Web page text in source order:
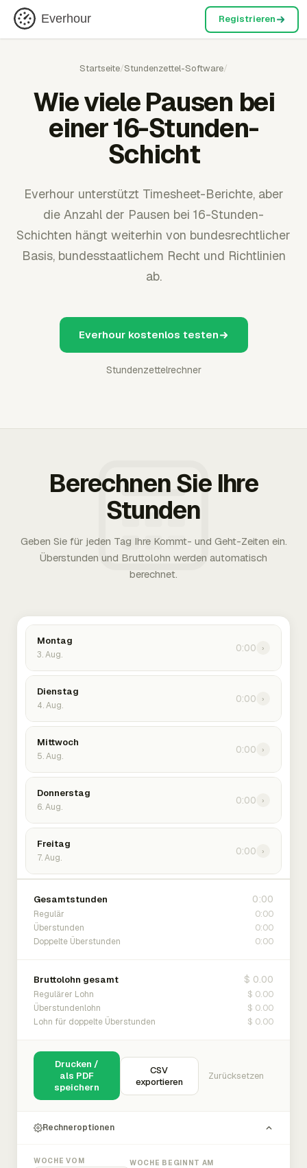
Everhour Registrieren
Startseite/Stundenzettel-Software/
Wie viele Pausen bei
einer 16-Stunden-
Schicht
Everhour unterstützt Timesheet-Berichte, aber
die Anzahl der Pausen bei 16-Stunden-
Schichten hängt weiterhin von bundesrechtlicher
Basis, bundesstaatlichem Recht und Richtlinien
ab.
Everhour kostenlos testen
Stundenzettelrechner
Berechnen Sie Ihre
Stunden
Geben Sie für jeden Tag Ihre Kommt- und Geht-Zeiten ein.
Überstunden und Bruttolohn werden automatisch
berechnet.
Montag
3. Aug.
0:00 ›
Dienstag
4. Aug.
0:00 ›
Mittwoch
5. Aug.
0:00 ›
Donnerstag
6. Aug.
0:00 ›
Freitag
7. Aug.
0:00 ›
Gesamtstunden 0:00
Regulär 0:00
Überstunden 0:00
Doppelte Überstunden 0:00
Bruttolohn gesamt $ 0.00
Regulärer Lohn $ 0.00
Überstundenlohn $ 0.00
Lohn für doppelte Überstunden $ 0.00
Drucken /
als PDF
speichern
CSV
exportieren
Zurücksetzen
Rechneroptionen
WOCHE VOM WOCHE BEGINNT AM